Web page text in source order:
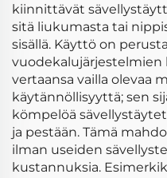
kiinnittävät
sitä liukumasta tai
sisällä. Käyttö on
vuodekalujärjestelmien
vertaansa vailla olevaa
käytännöllisyyttä; sen
kömpelöä
ja pestään. Tämä
ilman useiden
kustannuksia.